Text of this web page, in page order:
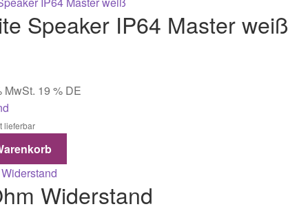
Speaker IP64 Master weiß
MwSt. 19 % DE
lieferbar
Widerstand